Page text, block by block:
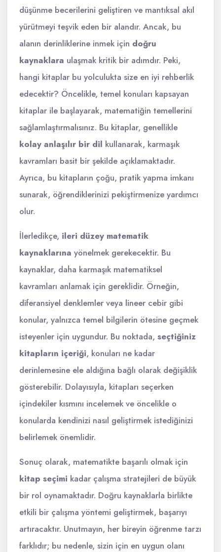
düşünme becerilerini geliştiren ve mantıksal akıl
yürütmeyi teşvik eden bir alandır. Ancak, bu
alanın derinliklerine inmek için doğru
kaynaklara ulaşmak kritik bir adımdır. Peki,
hangi kitaplar bu yolculukta size en iyi rehberlik
edecektir? Öncelikle, temel konuları kapsayan
kitaplar ile başlayarak, matematiğin temellerini
sağlamlaştırmalısınız. Bu kitaplar, genellikle
kolay anlaşılır bir dil kullanarak, karmaşık
kavramları basit bir şekilde açıklamaktadır.
Ayrıca, bu kitapların çoğu, pratik yapma imkanı
sunarak, öğrendiklerinizi pekiştirmenize yardımcı
olur.
İlerledikçe, ileri düzey matematik
kaynaklarına yönelmek gerekecektir. Bu
kaynaklar, daha karmaşık matematiksel
kavramları anlamak için gereklidir. Örneğin,
diferansiyel denklemler veya lineer cebir gibi
konular, yalnızca temel bilgilerin ötesine geçmek
isteyenler için uygundur. Bu noktada, seçtiğiniz
kitapların içeriği, konuları ne kadar
derinlemesine ele aldığına bağlı olarak değişiklik
gösterebilir. Dolayısıyla, kitapları seçerken
içindekiler kısmını incelemek ve öncelikle o
konularda kendinizi nasıl geliştirmek istediğinizi
belirlemek önemlidir.
Sonuç olarak, matematikte başarılı olmak için
kitap seçimi kadar çalışma stratejileri de büyük
bir rol oynamaktadır. Doğru kaynaklarla birlikte
etkili bir çalışma yöntemi geliştirmek, başarıyı
artıracaktır. Unutmayın, her bireyin öğrenme tarzı
farklıdır; bu nedenle, sizin için en uygun olanı